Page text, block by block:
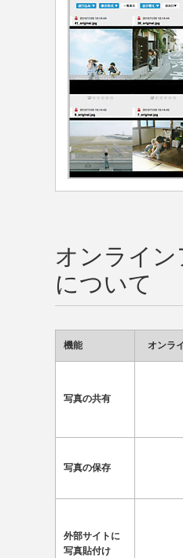
オンライ
について
機能 オンラ
写真の共有
写真の保存
外部サイトに
写真貼付け